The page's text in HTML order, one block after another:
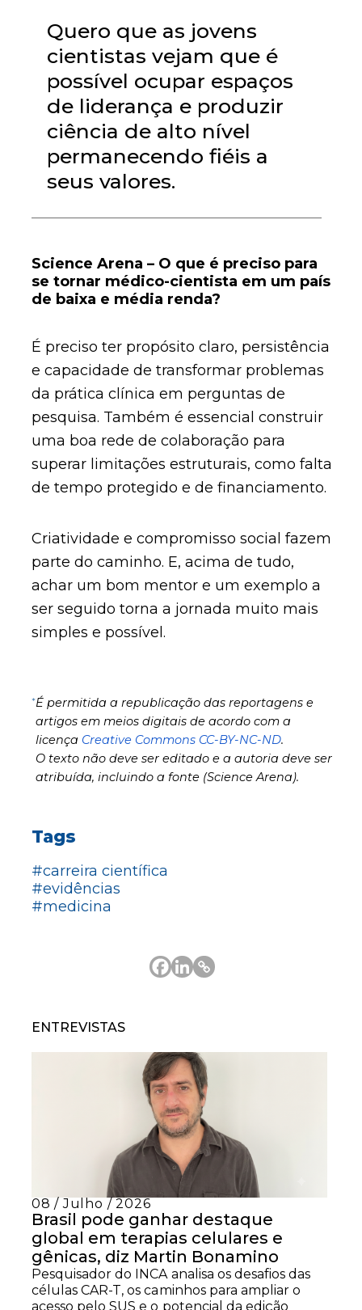
Quero que as jovens
cientistas vejam que é
possível ocupar espaços
de liderança e produzir
ciência de alto nível
permanecendo fiéis a
seus valores.
Science Arena – O que é preciso para
se tornar médico-cientista em um país
de baixa e média renda?
É preciso ter propósito claro, persistência
e capacidade de transformar problemas
da prática clínica em perguntas de
pesquisa. Também é essencial construir
uma boa rede de colaboração para
superar limitações estruturais, como falta
de tempo protegido e de financiamento.
Criatividade e compromisso social fazem
parte do caminho. E, acima de tudo,
achar um bom mentor e um exemplo a
ser seguido torna a jornada muito mais
simples e possível.
*É permitida a republicação das reportagens e
artigos em meios digitais de acordo com a
licença Creative Commons CC-BY-NC-ND.
O texto não deve ser editado e a autoria deve ser
atribuída, incluindo a fonte (Science Arena).
Tags
#carreira científica
#evidências
#medicina
ENTREVISTAS
08 / Julho / 2026
Brasil pode ganhar destaque
global em terapias celulares e
gênicas, diz Martin Bonamino
Pesquisador do INCA analisa os desafios das
células CAR-T, os caminhos para ampliar o
acesso pelo SUS e o potencial da edição